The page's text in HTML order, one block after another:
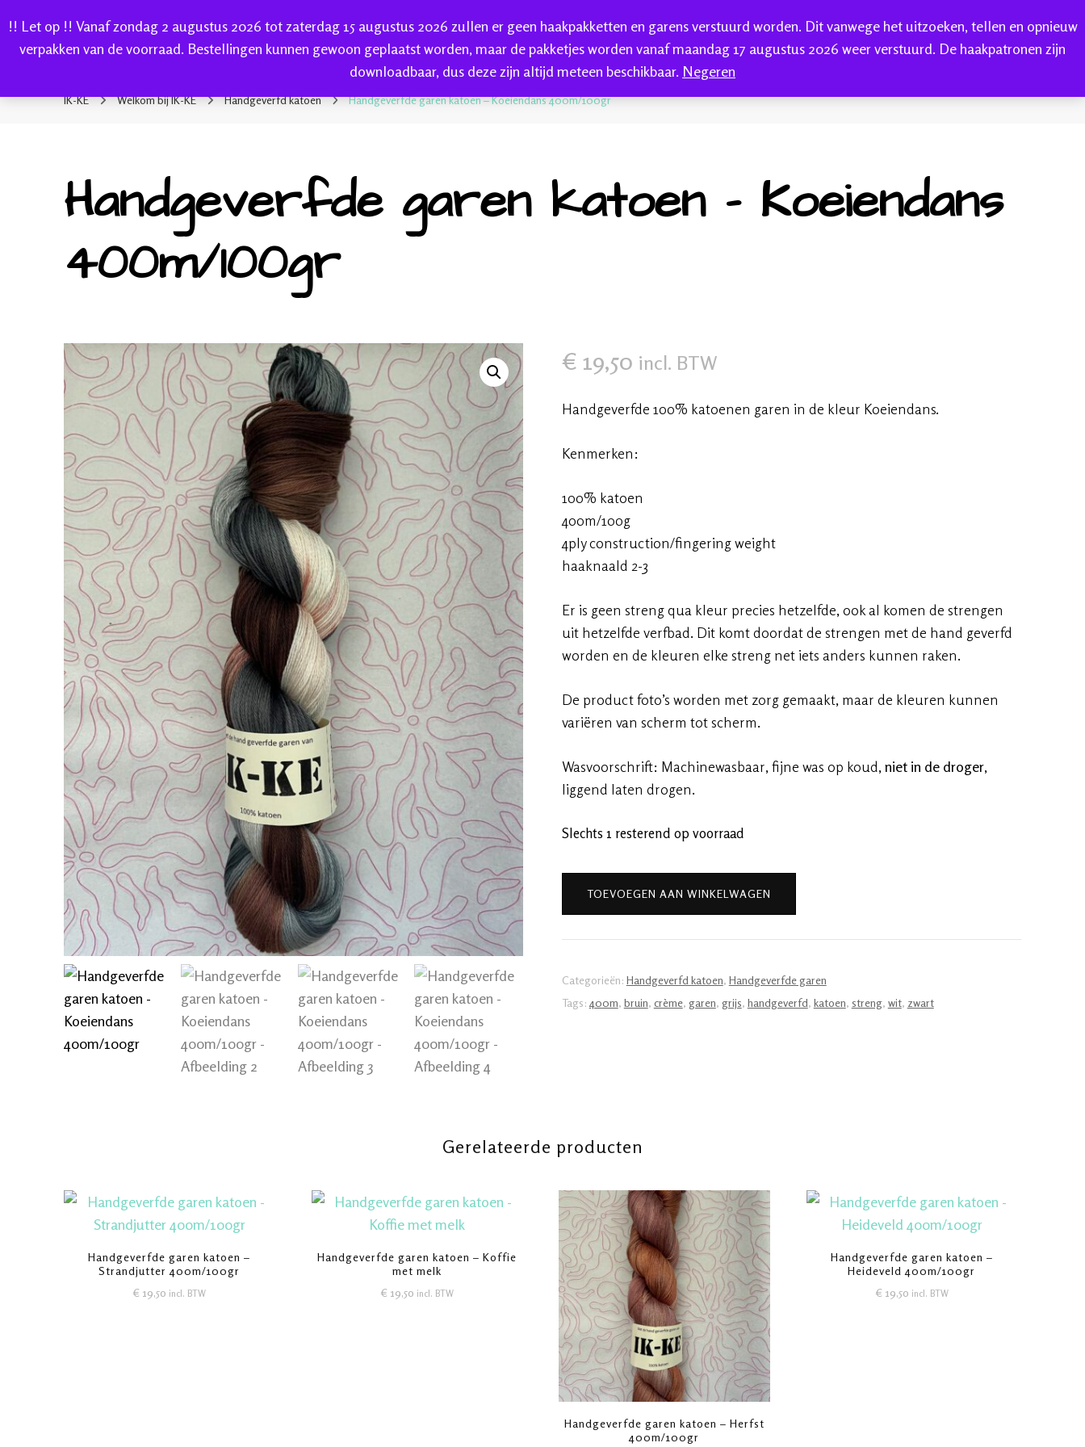
!! Let op !! Vanaf zondag 2 augustus 2026 tot zaterdag 15 augustus 2026 zullen er geen haakpakketten en garens verstuurd worden. Dit vanwege het uitzoeken, tellen en opnieuw
verpakken van de voorraad. Bestellingen kunnen gewoon geplaatst worden, maar de pakketjes worden vanaf maandag 17 augustus 2026 weer verstuurd. De haakpatronen zijn
downloadbaar, dus deze zijn altijd meteen beschikbaar. Negeren
webshop voor handgeverfde garen 100% katoen en sokkenwol
BLOG
0
IK-KE Welkom bij IK-KE Handgeverfd katoen Handgeverfde garen katoen – Koeiendans 400m/100gr
Handgeverfde garen katoen – Koeiendans
400m/100gr
€ 19,50 incl. BTW
Handgeverfde 100% katoenen garen in de kleur Koeiendans.
Kenmerken:
100% katoen
400m/100g
4ply construction/fingering weight
haaknaald 2-3
Er is geen streng qua kleur precies hetzelfde, ook al komen de strengen
uit hetzelfde verfbad. Dit komt doordat de strengen met de hand geverfd
worden en de kleuren elke streng net iets anders kunnen raken.
De product foto’s worden met zorg gemaakt, maar de kleuren kunnen
variëren van scherm tot scherm.
Wasvoorschrift: Machinewasbaar, fijne was op koud, niet in de droger,
liggend laten drogen.
Slechts 1 resterend op voorraad
Handgeverfde
garen
katoen
-
400m/100gr
aantal
TOEVOEGEN AAN WINKELWAGEN
Categorieën: Handgeverfd katoen, Handgeverfde garen
Tags: 400m, bruin, crème, garen, grijs, handgeverfd, katoen, streng, wit, zwart
Gerelateerde producten
Handgeverfde garen katoen –
Strandjutter 400m/100gr
€ 19,50 incl. BTW
Handgeverfde garen katoen – Koffie
met melk
€ 19,50 incl. BTW
Handgeverfde garen katoen – Herfst
400m/100gr
Handgeverfde garen katoen –
Heideveld 400m/100gr
€ 19,50 incl. BTW